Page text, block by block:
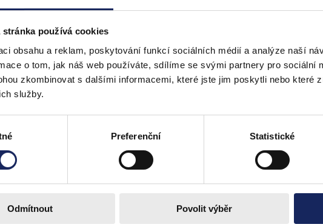
stránka používá cookies
obsahu a reklam, poskytování funkcí sociálních médií a analýze naší
o tom, jak náš web používáte, sdílíme se svými partnery pro sociální
zkombinovat s dalšími informacemi, které jste jim poskytli nebo které
služby.
Preferenční Statistické
Odmítnout Povolit výběr
wp-content/uploads/2013/07/V%C3%BDro%C4%8Dn%C3%AD-